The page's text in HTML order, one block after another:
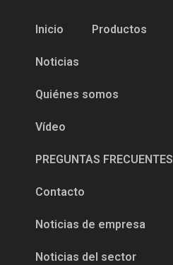
Inicio Productos
Noticias
Quiénes somos
Vídeo
PREGUNTAS FRECUENTES
Contacto
Noticias de empresa
Noticias del sector